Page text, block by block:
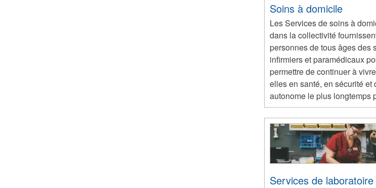
Soins à domicile
Les Services de soins à
dans la collectivité
personnes de tous âges des
infirmiers et paramédicaux
permettre de continuer à
elles en santé, en sécurité et
autonome le plus longtemps
Services de laboratoire